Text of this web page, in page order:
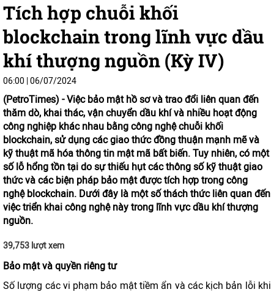
Tích hợp chuỗi khối
blockchain trong lĩnh vực dầu
khí thượng nguồn (Kỳ IV)
06:00 | 06/07/2024
(PetroTimes) -Việc bảo mật hồ sơ và trao đổi liên quan đến
thăm dò, khai thác, vận chuyển dầu khí và nhiều hoạt động
công nghiệp khác nhau bằng công nghệ chuỗi khối
blockchain, sử dụng các giao thức đồng thuận mạnh mẽ và
kỹ thuật mã hóa thông tin mật mã bất biến. Tuy nhiên, có một
số lỗ hổng tồn tại do sự thiếu hụt các thông số kỹ thuật giao
thức và các biện pháp bảo mật được tích hợp trong công
nghệ blockchain. Dưới đây là một số thách thức liên quan đến
việc triển khai công nghệ này trong lĩnh vực dầu khí thượng
nguồn.
39,753 lượt xem
Bảo mật và quyền riêng tư
Số lượng các vi phạm bảo mật tiềm ẩn và các kịch bản lỗi khi